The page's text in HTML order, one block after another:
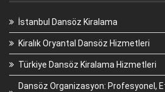
İstanbul Dansöz Kiralama
Kiralık Oryantal Dansöz Hizmetleri
Türkiye Dansöz Kiralama Hizmetleri
Dansöz Organizasyon: Profesyonel,